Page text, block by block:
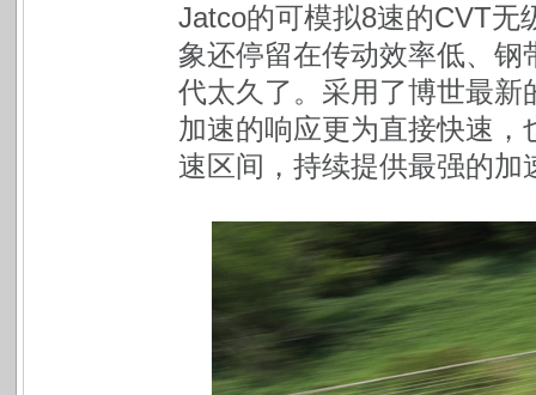
Jatco的可模拟8速的CVT无
象还停留在传动效率低、
代太久了。采用了博世最
加速的响应更为直接快速
速区间，持续提供最强的加